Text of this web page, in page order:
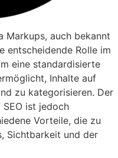
Markups, auch bekannt
entscheidende Rolle im
eine standardisierte
Inhalte auf
zu kategorisieren. Der
ist jedoch
Vorteile, die zu
Sichtbarkeit und der